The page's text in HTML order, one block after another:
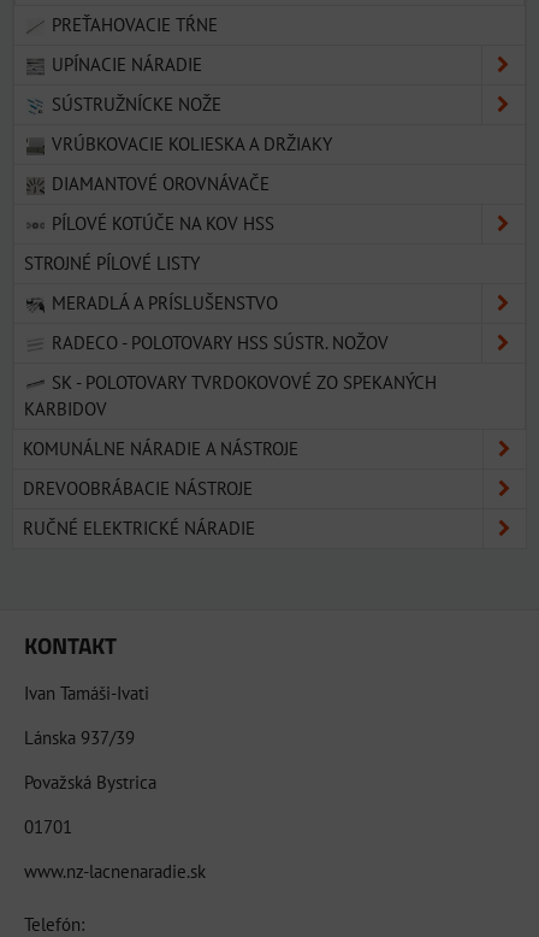
PREŤAHOVACIE TŔNE
UPÍNACIE NÁRADIE
SÚSTRUŽNÍCKE NOŽE
VRÚBKOVACIE KOLIESKA A DRŽIAKY
DIAMANTOVÉ OROVNÁVAČE
PÍLOVÉ KOTÚČE NA KOV HSS
STROJNÉ PÍLOVÉ LISTY
MERADLÁ A PRÍSLUŠENSTVO
RADECO - POLOTOVARY HSS SÚSTR. NOŽOV
SK - POLOTOVARY TVRDOKOVOVÉ ZO SPEKANÝCH
KARBIDOV
KOMUNÁLNE NÁRADIE A NÁSTROJE
DREVOOBRÁBACIE NÁSTROJE
RUČNÉ ELEKTRICKÉ NÁRADIE
KONTAKT
Ivan Tamáši-Ivati
Lánska 937/39
Považská Bystrica
01701
www.nz-lacnenaradie.sk
Telefón: